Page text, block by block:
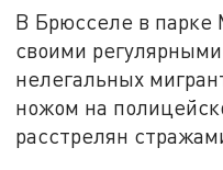
В Брюсселе в парке
своими
нелегальных
ножом на
расстрелян